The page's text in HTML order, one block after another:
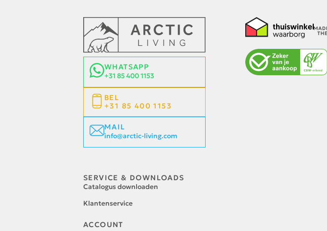
WHATSAPP
+31 85 400 1153
BEL
+31 85 400 1153
MAIL
info@arctic-living.com
SERVICE & DOWNLOADS
Catalogus downloaden
Klantenservice
ACCOUNT